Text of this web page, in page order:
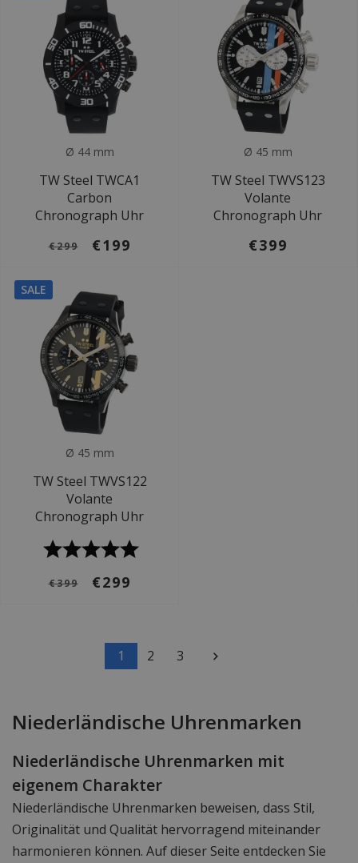
Ø 44 mm
TW Steel TWCA1
Carbon
Chronograph Uhr
€299 €199
Ø 45 mm
TW Steel TWVS123
Volante
Chronograph Uhr
€399
SALE
Ø 45 mm
TW Steel TWVS122
Volante
Chronograph Uhr
€399 €299
1 2 3
Niederländische Uhrenmarken
Niederländische Uhrenmarken mit
eigenem Charakter
Niederländische Uhrenmarken beweisen, dass Stil,
Originalität und Qualität hervorragend miteinander
harmonieren können. Auf dieser Seite entdecken Sie